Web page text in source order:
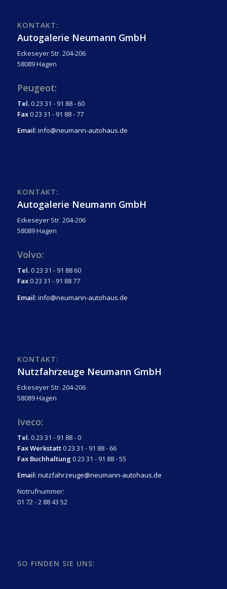
KONTAKT:
Autogalerie Neumann GmbH
Eckeseyer Str. 204-206
58089 Hagen
Peugeot:
Tel.0 23 31 - 91 88 - 60
Fax0 23 31 - 91 88 - 77
Email:info@neumann-autohaus.de
KONTAKT:
Autogalerie Neumann GmbH
Eckeseyer Str. 204-206
58089 Hagen
Volvo:
Tel.0 23 31 - 91 88 60
Fax0 23 31 - 91 88 77
Email:info@neumann-autohaus.de
KONTAKT:
Nutzfahrzeuge Neumann GmbH
Eckeseyer Str. 204-206
58089 Hagen
Iveco:
Tel.0 23 31 - 91 88 - 0
Fax Werkstatt0 23 31 - 91 88 - 66
Fax Buchhaltung 0 23 31 - 91 88 - 55
Email:nutzfahrzeuge@neumann-autohaus.de
Notrufnummer:
01 72 - 2 88 43 52
SO FINDEN SIE UNS: